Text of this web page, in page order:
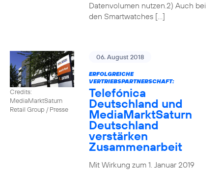
Datenvolumen nutzen.2) Auch bei
den Smartwatches […]
Credits:
MediaMarktSaturn
Retail Group / Presse
06. August 2018
ERFOLGREICHE
VERTRIEBSPARTNERSCHAFT:
Telefónica
Deutschland und
MediaMarktSaturn
Deutschland
verstärken
Zusammenarbeit
Mit Wirkung zum 1. Januar 2019